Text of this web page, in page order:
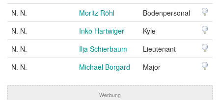
N. N.
Moritz Röhl
Bodenpersonal
N. N.
Inko Hartwiger
Kyle
N. N.
Ilja Schierbaum
Lieutenant
N. N.
Michael Borgard Major
Werbung